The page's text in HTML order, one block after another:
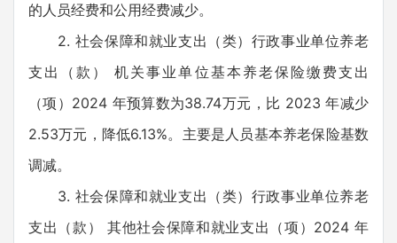
的人员经费和公用经费减少。
2. 社会保障和就业支出（类）行政事业单位养老
支出（款） 机关事业单位基本养老保险缴费支出
（项）2024 年预算数为38.74万元，比 2023 年减少
2.53万元，降低6.13%。主要是人员基本养老保险基数
调减。
3. 社会保障和就业支出（类）行政事业单位养老
支出（款） 其他社会保障和就业支出（项）2024 年